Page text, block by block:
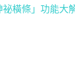
橫條」功能大